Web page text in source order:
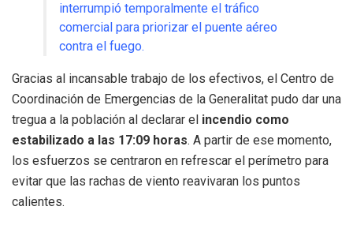
interrumpió temporalmente el tráfico
comercial para priorizar el puente aéreo
contra el fuego.
Gracias al incansable trabajo de los efectivos, el Centro de
Coordinación de Emergencias de la Generalitat pudo dar una
tregua a la población al declarar el incendio como
estabilizado a las 17:09 horas. A partir de ese momento,
los esfuerzos se centraron en refrescar el perímetro para
evitar que las rachas de viento reavivaran los puntos
calientes.